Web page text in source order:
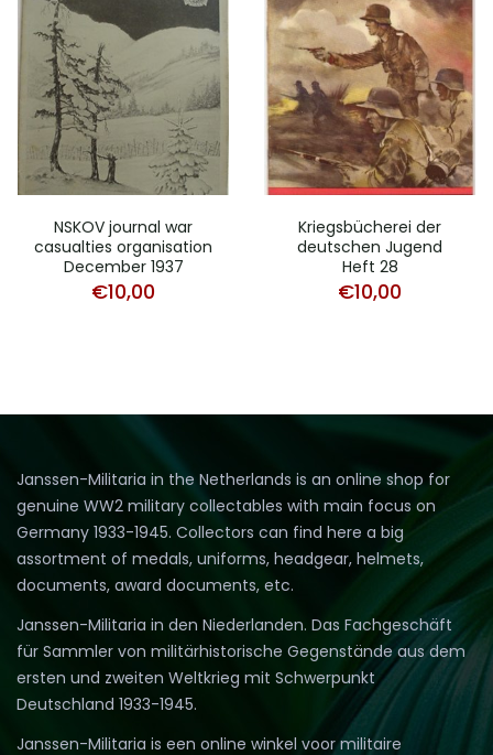
NSKOV journal war
casualties organisation
December 1937
€10,00
Kriegsbücherei der
deutschen Jugend
Heft 28
€10,00
Janssen-Militaria in the Netherlands is an online shop for
genuine WW2 military collectables with main focus on
Germany 1933-1945. Collectors can find here a big
assortment of medals, uniforms, headgear, helmets,
documents, award documents, etc.
Janssen-Militaria in den Niederlanden. Das Fachgeschäft
für Sammler von militärhistorische Gegenstände aus dem
ersten und zweiten Weltkrieg mit Schwerpunkt
Deutschland 1933-1945.
Janssen-Militaria is een online winkel voor militaire